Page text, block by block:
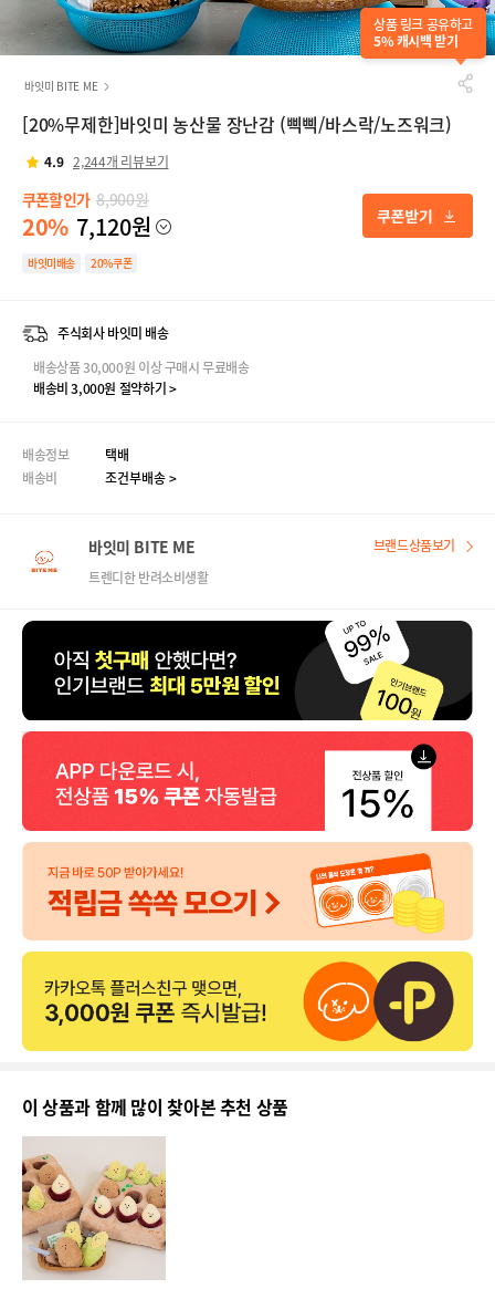
상품 링크 공유하고
5% 캐시백 받기
바잇미 BITE ME
[20%무제한]바잇미 농산물 장난감 (삑삑/바스락/노즈워크)
4.9 2,244개 리뷰보기
쿠폰할인가 8,900원
20% 7,120원
바잇미배송 20%쿠폰
주식회사 바잇미 배송
배송상품 30,000원 이상 구매시 무료배송
배송비 3,000원 절약하기 >
배송정보
택배
배송비
조건부배송 >
바잇미 BITE ME
트렌디한 반려소비생활
브랜드상품보기
이 상품과 함께 많이 찾아본 추천 상품